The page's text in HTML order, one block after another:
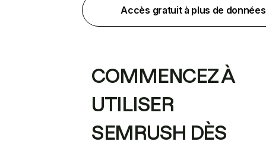
Accès gratuit à plus de données
COMMENCEZ À
UTILISER
SEMRUSH DÈS